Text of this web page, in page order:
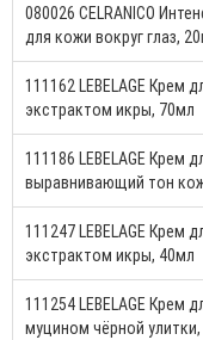
080026 CELRANICO
для кожи вокруг глаз,
111162 LEBELAGE Крем
экстрактом икры, 70мл
111186 LEBELAGE Крем
выравнивающий тон
111247 LEBELAGE Крем
экстрактом икры, 40мл
111254 LEBELAGE Крем
муцином чёрной